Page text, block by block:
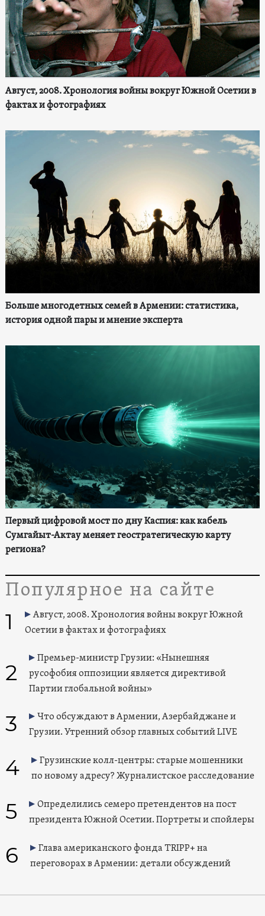
Август, 2008. Хронология войны вокруг Южной Осетии в
фактах и фотографиях
Больше многодетных семей в Армении: статистика,
история одной пары и мнение эксперта
Первый цифровой мост по дну Каспия: как кабель
Сумгайыт-Актау меняет геостратегическую карту
региона?
Популярное на сайте
1
Август, 2008. Хронология войны вокруг Южной
Осетии в фактах и фотографиях
2
Премьер-министр Грузии: «Нынешняя
русофобия оппозиции является директивой
Партии глобальной войны»
3
Что обсуждают в Армении, Азербайджане и
Грузии. Утренний обзор главных событий LIVE
4
Грузинские колл-центры: старые мошенники
по новому адресу? Журналистское расследование
5
Определились семеро претендентов на пост
президента Южной Осетии. Портреты и спойлеры
6
Глава американского фонда TRIPP+ на
переговорах в Армении: детали обсуждений